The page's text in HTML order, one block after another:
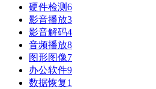
硬件检测6
影音播放3
影音解码4
音频播放8
图形图像7
办公软件9
数据恢复1